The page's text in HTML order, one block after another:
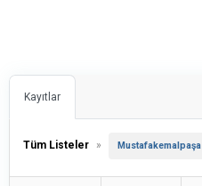
Kayıtlar
Tüm Listeler » Mustafakemalpaşa